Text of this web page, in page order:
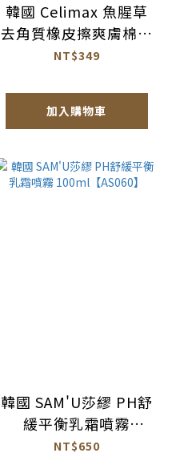
韓國 Celimax 魚腥草
去角質橡皮擦爽膚棉片
60入【AS052】
NT$349
加入購物車
韓國 SAM'U莎繆 PH舒
緩平衡乳霜噴霧
100ml【AS060】
NT$650